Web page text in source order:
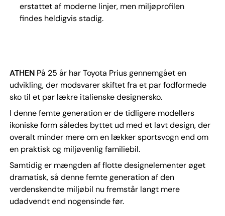
erstattet af moderne linjer, men miljøprofilen
findes heldigvis stadig.
ATHENPå 25 år har Toyota Prius gennemgået en
udvikling, der modsvarer skiftet fra et par fodformede
sko til et par lækre italienske designersko.
I denne femte generation er de tidligere modellers
ikoniske form således byttet ud med et lavt design, der
overalt minder mere om en lækker sportsvogn end om
en praktisk og miljøvenlig familiebil.
Samtidig er mængden af flotte designelementer øget
dramatisk, så denne femte generation af den
verdenskendte miljøbil nu fremstår langt mere
udadvendt end nogensinde før.